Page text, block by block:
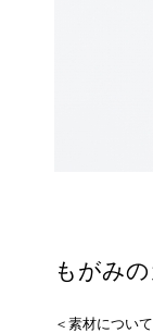
もがみ
＜素材について